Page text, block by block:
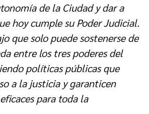
de la Ciudad y dar a
hoy cumple su Poder Judicial.
que solo puede sostenerse de
entre los tres poderes del
políticas públicas que
a la justicia y garanticen
para toda la